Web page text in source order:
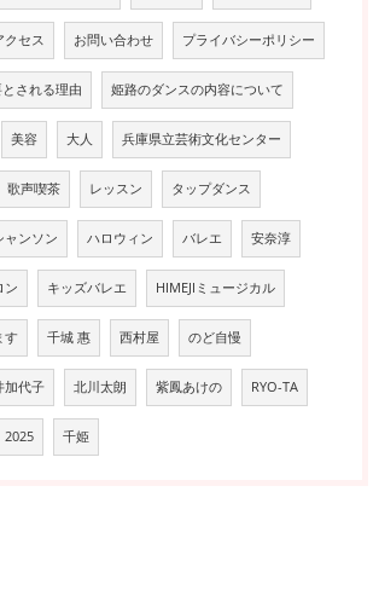
クセス お問い合わせ プライバシーポリシー
される理由 姫路のダンスの内容について
美容 大人 兵庫県立芸術文化センター
歌声喫茶 レッスン タップダンス
ャンソン ハロウィン バレエ 安奈淳
ン キッズバレエ HIMEJIミュージカル
す 千城 惠 西村屋 のど自慢
加代子 北川太朗 紫鳳あけの RYO-TA
2025 千姫